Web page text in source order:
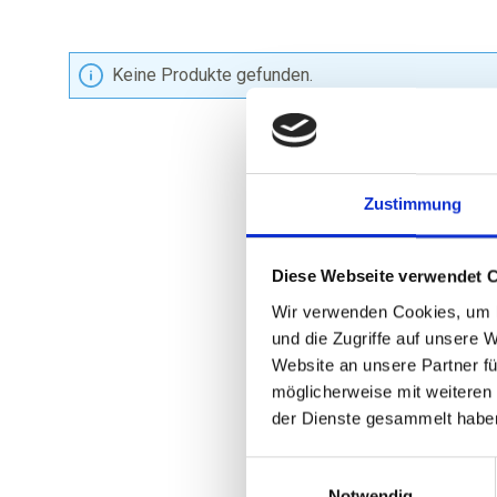
Zustimmung
Diese Webseite verwendet
Wir verwenden Cookies,
und die Zugriffe auf unsere
Website an unsere Partner
möglicherweise mit
der Dienste gesammelt
Keine Produkte gefunden.